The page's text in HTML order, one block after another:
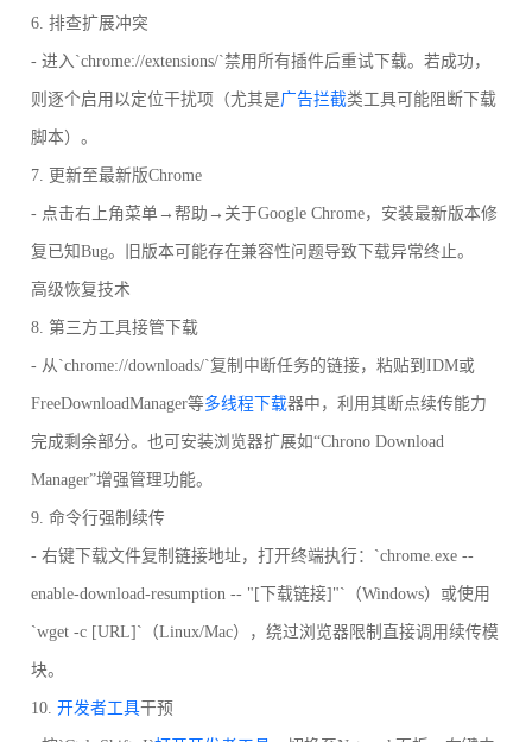
6. 排查扩展冲突
- 进入`chrome://extensions/`禁用所有插件后重试下载。若成功，
则逐个启用以定位干扰项（尤其是广告拦截类工具可能阻断下载
脚本）。
7. 更新至最新版Chrome
- 点击右上角菜单→帮助→关于Google Chrome，安装最新版本修
复已知Bug。旧版本可能存在兼容性问题导致下载异常终止。
高级恢复技术
8. 第三方工具接管下载
- 从`chrome://downloads/`复制中断任务的链接，粘贴到IDM或
FreeDownloadManager等多线程下载器中，利用其断点续传能力
完成剩余部分。也可安装浏览器扩展如“Chrono Download
Manager”增强管理功能。
9. 命令行强制续传
- 右键下载文件复制链接地址，打开终端执行：`chrome.exe --
enable-download-resumption -- "[下载链接]"`（Windows）或使用
`wget -c [URL]`（Linux/Mac），绕过浏览器限制直接调用续传模
块。
10. 开发者工具干预